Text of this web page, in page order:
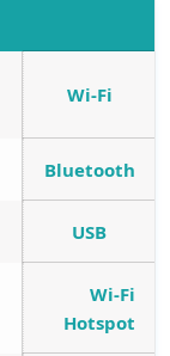
Wi-Fi
Bluetooth
USB
Wi-Fi
Hotspot